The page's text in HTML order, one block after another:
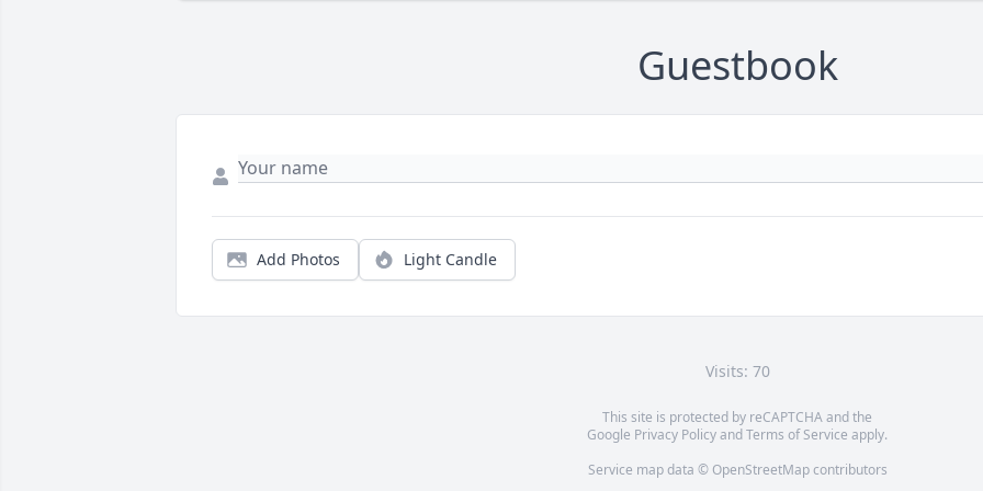
Guestbook
Add Photos Light Candle
Visits: 70
This site is protected by reCAPTCHA and the
Google Privacy PolicyandTerms of Service apply.
Service map data © OpenStreetMapcontributors